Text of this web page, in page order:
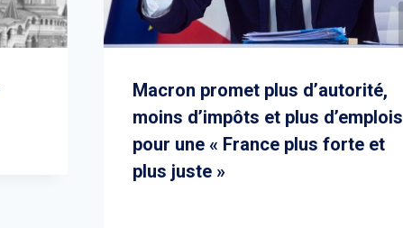
Macron promet plus d’autorité,
moins d’impôts et plus d’emplois
pour une « France plus forte et
plus juste »